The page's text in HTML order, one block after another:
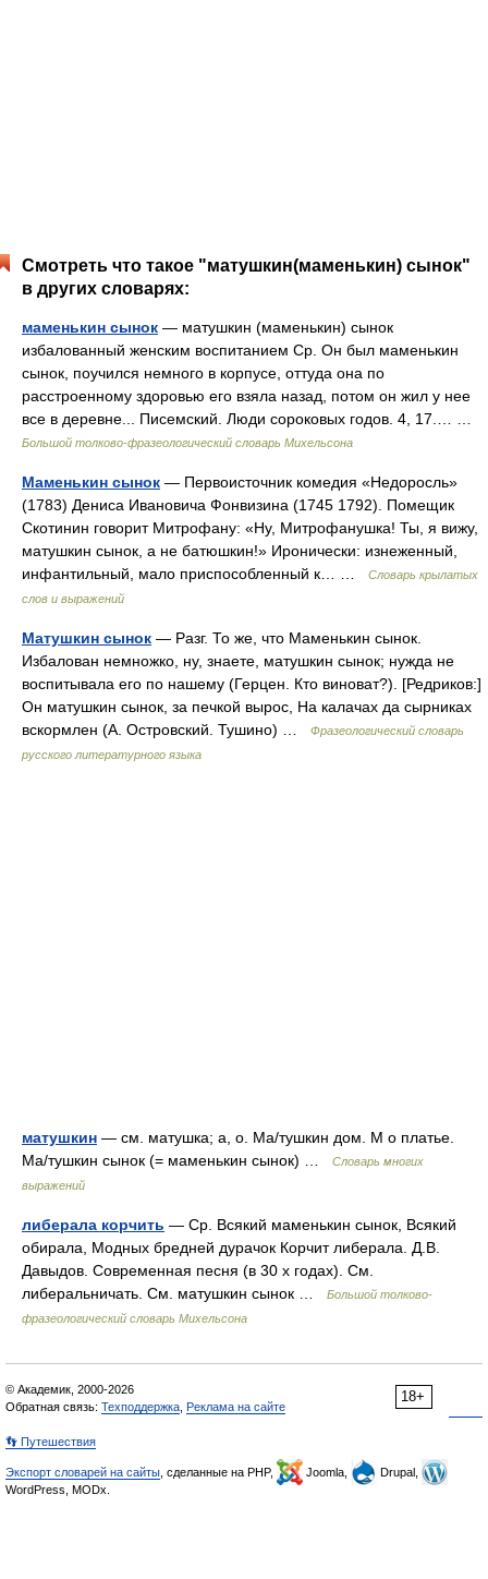
Смотреть что такое "матушкин(маменькин) сынок"
в других словарях:
маменькин сынок — матушкин (маменькин) сынок
избалованный женским воспитанием Ср. Он был маменькин
сынок, поучился немного в корпусе, оттуда она по
расстроенному здоровью его взяла назад, потом он жил у нее
все в деревне... Писемский. Люди сороковых годов. 4, 17.… …
Большой толково-фразеологический словарь Михельсона
Маменькин сынок — Первоисточник комедия «Недоросль»
(1783) Дениса Ивановича Фонвизина (1745 1792). Помещик
Скотинин говорит Митрофану: «Ну, Митрофанушка! Ты, я вижу,
матушкин сынок, а не батюшкин!» Иронически: изнеженный,
инфантильный, мало приспособленный к… …
Словарь крылатых
слов и выражений
Матушкин сынок — Разг. То же, что Маменькин сынок.
Избалован немножко, ну, знаете, матушкин сынок; нужда не
воспитывала его по нашему (Герцен. Кто виноват?). [Редриков:]
Он матушкин сынок, за печкой вырос, На калачах да сырниках
вскормлен (А. Островский. Тушино) …
Фразеологический словарь
русского литературного языка
матушкин — см. матушка; а, о. Ма/тушкин дом. М о платье.
Ма/тушкин сынок (= маменькин сынок) …
Словарь многих
выражений
либерала корчить — Ср. Всякий маменькин сынок, Всякий
обирала, Модных бредней дурачок Корчит либерала. Д.В.
Давыдов. Современная песня (в 30 х годах). См.
либеральничать. См. матушкин сынок …
Большой толково-
фразеологический словарь Михельсона
18+
© Академик, 2000-2026
Обратная связь: Техподдержка Реклама на сайте
👣 Путешествия
Экспорт словарей на сайты , сделанные на PHP, Joomla,
Drupal,
WordPress, MODx.